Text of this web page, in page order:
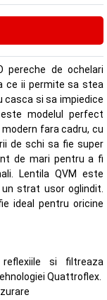
pereche de ochelari
ce ii permite sa stea
casca si sa impiedice
modelul perfect
fara cadru, cu
de schi sa fie super
de mari pentru a fi
Lentila QVM este
strat usor oglindit.
ideal pentru oricine
reflexiile si filtreaza
Quattroflex.